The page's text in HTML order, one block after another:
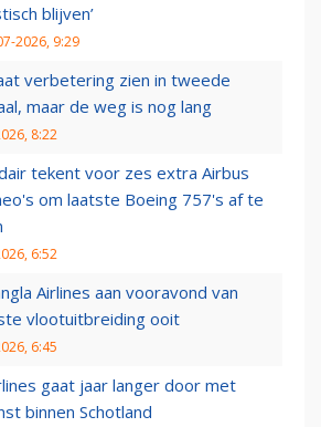
blijven’
2026, 9:29
verbetering zien in tweede
maar de weg is nog lang
8:22
tekent voor zes extra Airbus
om laatste Boeing 757's af te
6:52
Airlines aan vooravond van
vlootuitbreiding ooit
6:45
gaat jaar langer door met
binnen Schotland